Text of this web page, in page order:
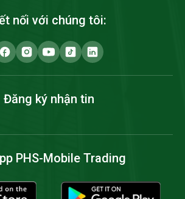
nối với chúng tôi:
Đăng ký nhận tin
PHS-Mobile Trading